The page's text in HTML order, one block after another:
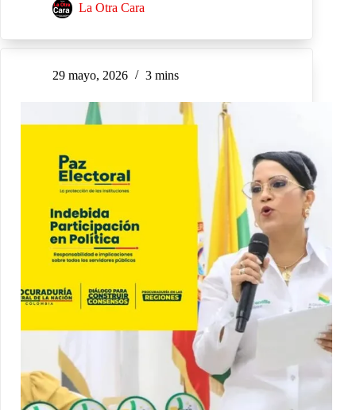
La Otra Cara
29 mayo, 2026 3 mins